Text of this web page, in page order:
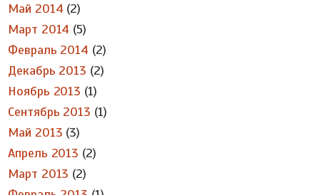
Май 2014 (2)
Март 2014 (5)
Февраль 2014 (2)
Декабрь 2013 (2)
Ноябрь 2013 (1)
Сентябрь 2013 (1)
Май 2013 (3)
Апрель 2013 (2)
Март 2013 (2)